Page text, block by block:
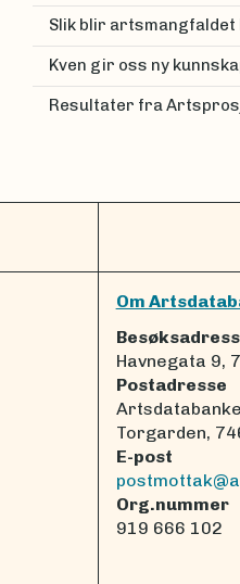
Slik blir
Kven gir oss ny
Resultater fra
Om
Havnegata 9,
Postadresse
Torgarden,
E-post
Org.nummer
919 666 102